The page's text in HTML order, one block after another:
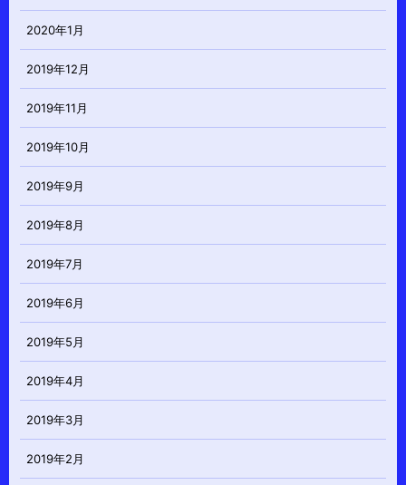
2020年1月
2019年12月
2019年11月
2019年10月
2019年9月
2019年8月
2019年7月
2019年6月
2019年5月
2019年4月
2019年3月
2019年2月